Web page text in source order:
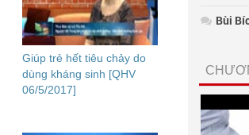
Giúp trẻ hết tiêu chảy do
dùng kháng sinh [QHV
06/5/2017]
Bùi